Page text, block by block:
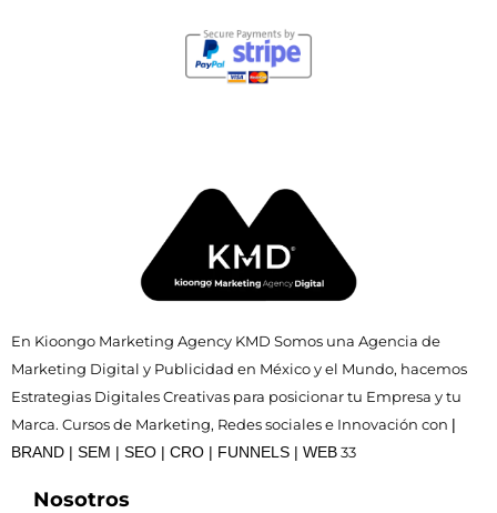
En Kioongo Marketing Agency KMD Somos una Agencia de
Marketing Digital y Publicidad en México y el Mundo, hacemos
Estrategias Digitales Creativas para posicionar tu Empresa y tu
Marca. Cursos de Marketing, Redes sociales e Innovación con |
BRAND | SEM | SEO | CRO | FUNNELS | WEB33
Nosotros